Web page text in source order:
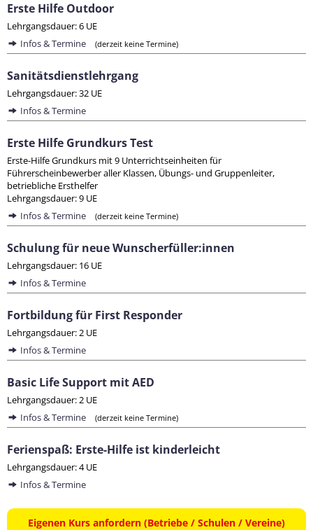
Erste Hilfe Outdoor
Lehrgangsdauer: 6 UE
Infos & Termine
(derzeit keine Termine)
Sanitätsdienstlehrgang
Lehrgangsdauer: 32 UE
Infos & Termine
Erste Hilfe Grundkurs Test
Erste-Hilfe Grundkurs mit 9 Unterrichtseinheiten für
Führerscheinbewerber aller Klassen, Übungs- und Gruppenleiter,
betriebliche Ersthelfer
Lehrgangsdauer: 9 UE
Infos & Termine
(derzeit keine Termine)
Schulung für neue Wunscherfüller:innen
Lehrgangsdauer: 16 UE
Infos & Termine
Fortbildung für First Responder
Lehrgangsdauer: 2 UE
Infos & Termine
Basic Life Support mit AED
Lehrgangsdauer: 2 UE
Infos & Termine
(derzeit keine Termine)
Ferienspaß: Erste-Hilfe ist kinderleicht
Lehrgangsdauer: 4 UE
Infos & Termine
Eigenen Kurs anfordern (Betriebe / Schulen / Vereine)